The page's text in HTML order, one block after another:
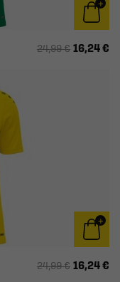
24,99 € 16,24 €
24,99 € 16,24 €